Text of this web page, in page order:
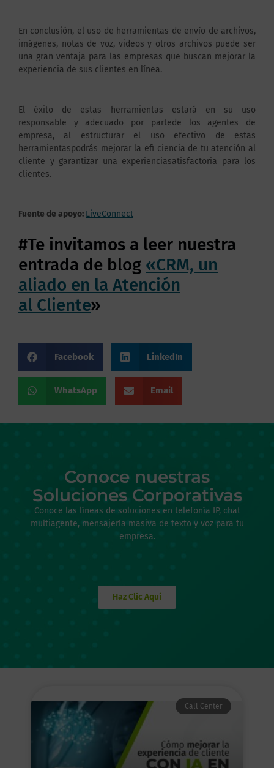
En conclusión, el uso de herramientas de envío de archivos,
imágenes, notas de voz, videos y otros archivos puede ser
una gran ventaja para las empresas que buscan mejorar la
experiencia de sus clientes en línea.
El éxito de estas herramientas estará en su uso
responsable y adecuado por partede los agentes de
empresa, al estructurar el uso efectivo de estas
herramientaspodrás mejorar la efi ciencia de tu atención al
cliente y garantizar una experienciasatisfactoria para los
clientes.
Fuente de apoyo: LiveConnect
#Te invitamos a leer nuestra
entrada de blog «CRM, un
aliado en la Atención
al Cliente»
Facebook LinkedIn
WhatsApp Email
Conoce nuestras
Soluciones Corporativas
Conoce las líneas de soluciones en telefonía IP, chat
multiagente, mensajería masiva de texto y voz para tu
empresa.
Haz Clic Aquí
Call Center